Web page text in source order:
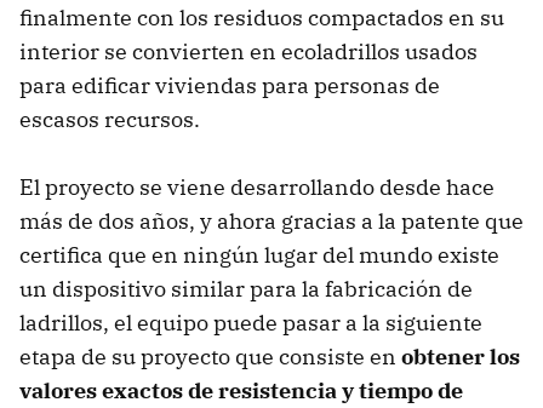
finalmente con los residuos compactados en su
interior se convierten en ecoladrillos usados
para edificar viviendas para personas de
escasos recursos.
El proyecto se viene desarrollando desde hace
más de dos años, y ahora gracias a la patente que
certifica que en ningún lugar del mundo existe
un dispositivo similar para la fabricación de
ladrillos, el equipo puede pasar a la siguiente
etapa de su proyecto que consiste en obtener los
valores exactos de resistencia y tiempo de